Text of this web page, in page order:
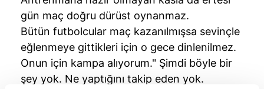
gün maç doğru dürüst oynanmaz.
Bütün futbolcular maç kazanılmışsa sevinçle
eğlenmeye gittikleri için o gece dinlenilmez.
Onun için kampa alıyorum." Şimdi böyle bir
şey yok. Ne yaptığını takip eden yok.